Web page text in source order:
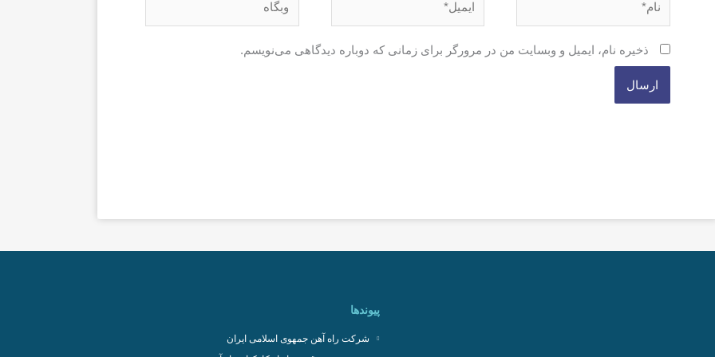
ذخیره نام، ایمیل و وبسایت من در مرورگر برای زمانی که دوباره دیدگاهی می‌نویسم.
پیوندها
شرکت راه آهن جمهوی اسلامی ایران